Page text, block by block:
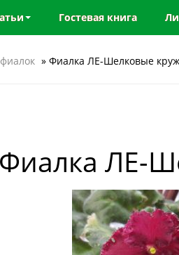
Гостевая книга
» Фиалка ЛЕ-Шелковые
Фиалка ЛЕ-